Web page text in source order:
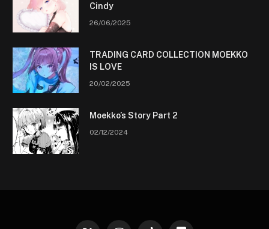
Cindy
26/06/2025
TRADING CARD COLLECTION MOEKKO
IS LOVE
20/02/2025
Moekko’s Story Part 2
02/12/2024